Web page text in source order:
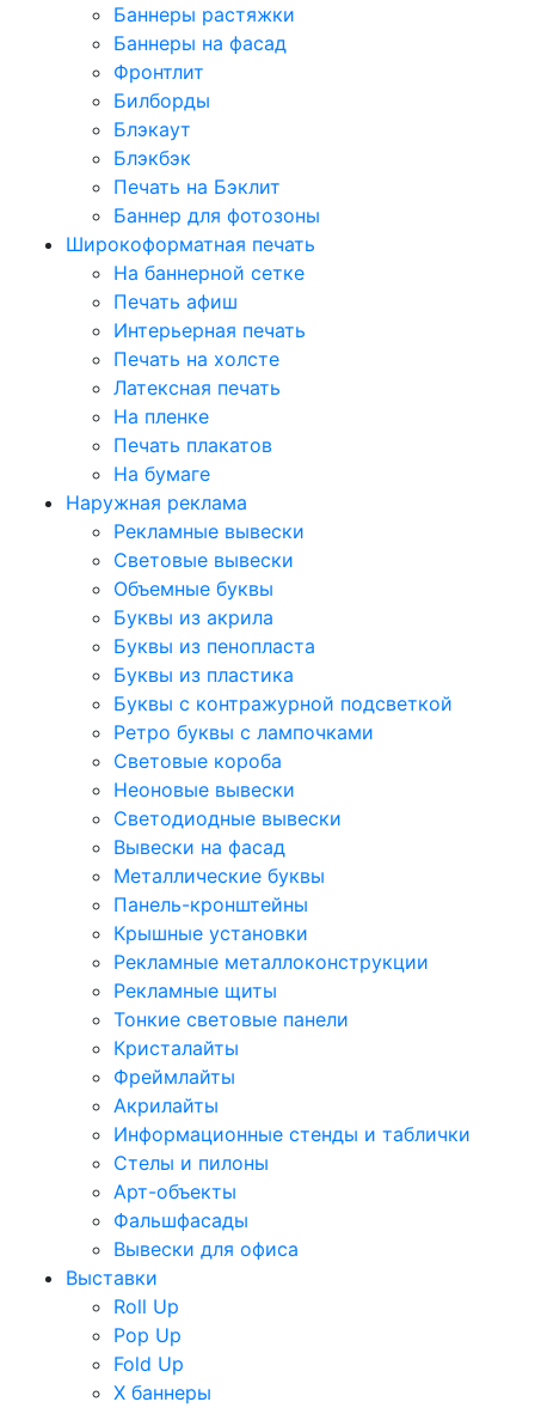
Баннеры растяжки
Баннеры на фасад
Фронтлит
Билборды
Блэкаут
Блэкбэк
Печать на Бэклит
Баннер для фотозоны
Широкоформатная печать
На баннерной сетке
Печать афиш
Интерьерная печать
Печать на холсте
Латексная печать
На пленке
Печать плакатов
На бумаге
Наружная реклама
Рекламные вывески
Световые вывески
Объемные буквы
Буквы из акрила
Буквы из пенопласта
Буквы из пластика
Буквы с контражурной подсветкой
Ретро буквы с лампочками
Световые короба
Неоновые вывески
Светодиодные вывески
Вывески на фасад
Металлические буквы
Панель-кронштейны
Крышные установки
Рекламные металлоконструкции
Рекламные щиты
Тонкие световые панели
Кристалайты
Фреймлайты
Акрилайты
Информационные стенды и таблички
Стелы и пилоны
Арт-объекты
Фальшфасады
Вывески для офиса
Выставки
Roll Up
Pop Up
Fold Up
Х баннеры